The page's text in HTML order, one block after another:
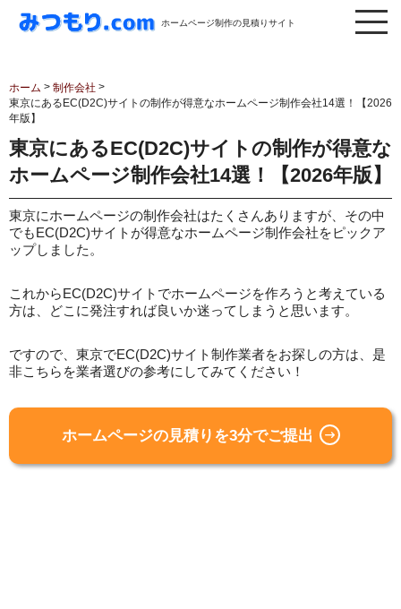
ホームページ制作の見積りサイト
ホーム > 制作会社 >
東京にあるEC(D2C)サイトの制作が得意なホームページ制作会社14選！【2026
年版】
東京にあるEC(D2C)サイトの制作が得意な
ホームページ制作会社14選！【2026年版】
東京にホームページの制作会社はたくさんありますが、その中
でもEC(D2C)サイトが得意なホームページ制作会社をピックア
ップしました。
これからEC(D2C)サイトでホームページを作ろうと考えている
方は、どこに発注すれば良いか迷ってしまうと思います。
ですので、東京でEC(D2C)サイト制作業者をお探しの方は、是
非こちらを業者選びの参考にしてみてください！
ホームページの見積りを3分でご提出